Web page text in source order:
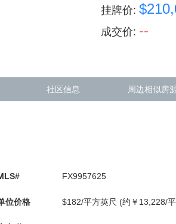
挂牌价:
成交价: --
社区信息 周边相似房
FX9957625
位价格 $182/平方英尺 (约￥13,228/